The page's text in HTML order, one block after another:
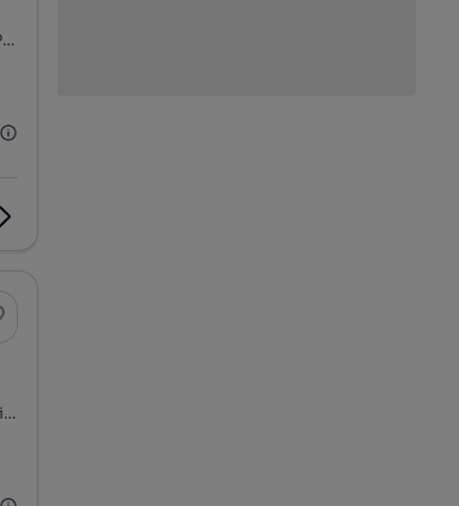
Centro de Sintra - Portela de Sintra, S. Maria, S. Miguel, S. Martinho e S. Pedro de Penaferrim, Sintra, Lisboa
Rua de São Sebastião, Centro de Sintra - Portela de Sintra, S. Maria, S. Miguel, S. Martinho e S. Pedro de Penaferrim, Sintra, Lisboa